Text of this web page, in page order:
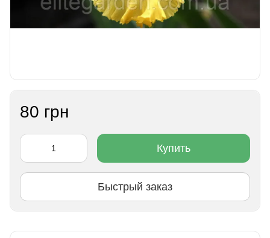
80 грн
Купить
Быстрый заказ